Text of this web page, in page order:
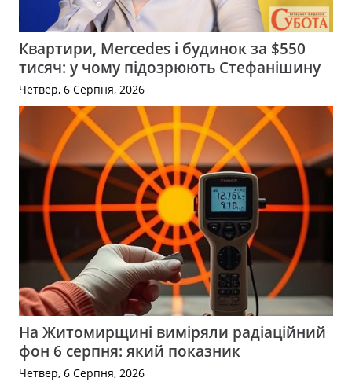
Квартири, Mercedes і будинок за $550
тисяч: у чому підозрюють Стефанішину
Четвер, 6 Серпня, 2026
На Житомирщині виміряли радіаційний
фон 6 серпня: який показник
Четвер, 6 Серпня, 2026